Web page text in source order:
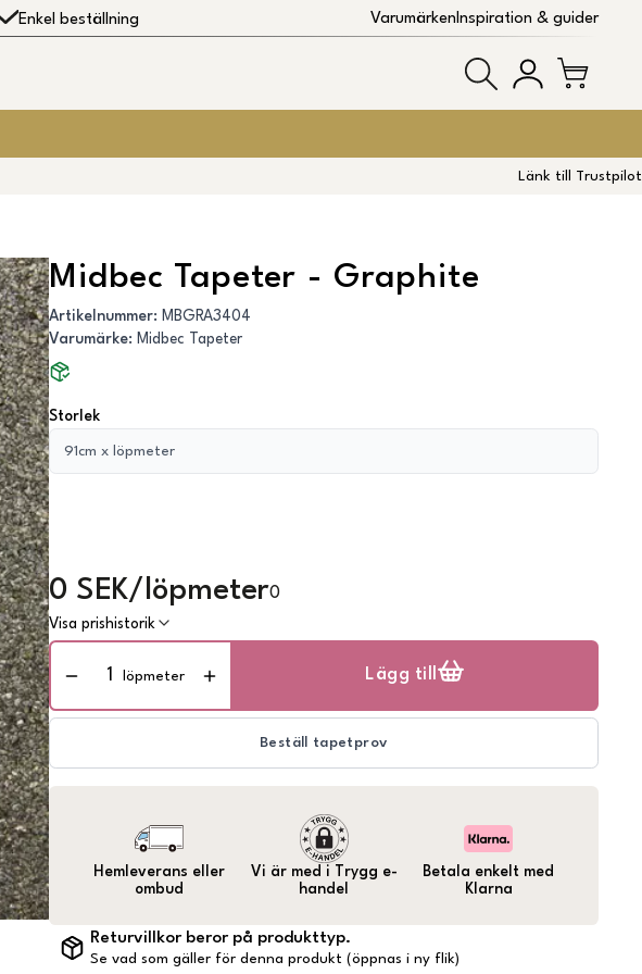
Enkel beställning VarumärkenInspiration & guider
Länk till Trustpilot
Midbec Tapeter - Graphite
Artikelnummer: MBGRA3404
Varumärke: Midbec Tapeter
Storlek
91cm x löpmeter
0 SEK/löpmeter0
Visa prishistorik
löpmeter Lägg till
Beställ tapetprov
Hemleverans eller
ombud
Vi är med i Trygg e-
handel
Betala enkelt med
Klarna
Returvillkor beror på produkttyp.
Se vad som gäller för denna produkt (öppnas i ny flik)